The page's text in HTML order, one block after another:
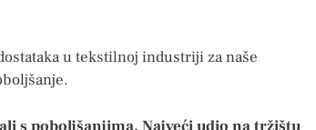
u tekstilnoj industriji za naše